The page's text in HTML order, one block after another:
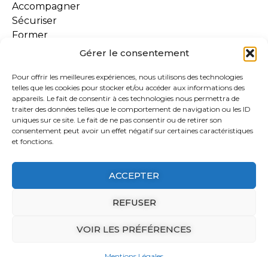
Gérer le consentement
Pour offrir les meilleures expériences, nous utilisons des technologies
telles que les cookies pour stocker et/ou accéder aux informations des
appareils. Le fait de consentir à ces technologies nous permettra de
traiter des données telles que le comportement de navigation ou les ID
uniques sur ce site. Le fait de ne pas consentir ou de retirer son
consentement peut avoir un effet négatif sur certaines caractéristiques
et fonctions.
ACCEPTER
REFUSER
VOIR LES PRÉFÉRENCES
Accompagner
Sécuriser
Former
Examen de conformité
Lara
Formations
Extranet
Ressources documentaires
Mentions Légales